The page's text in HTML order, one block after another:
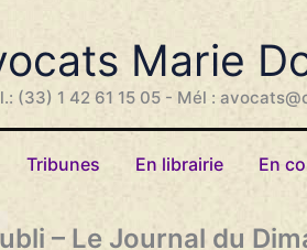
Marie
(33) 1 42 61 15 05 - Mél :
Tribunes En librairie En
– Le Journal du